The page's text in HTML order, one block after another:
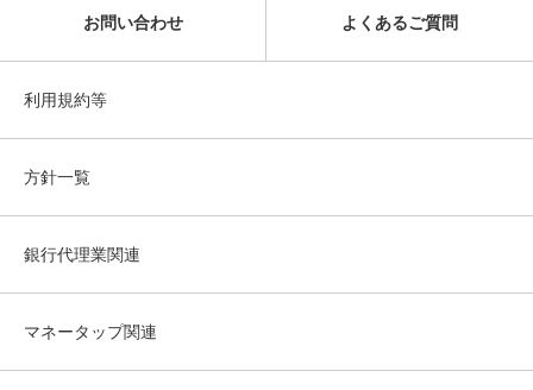
お問い合わせ よくあるご質問
利用規約等
方針一覧
銀行代理業関連
マネータップ関連